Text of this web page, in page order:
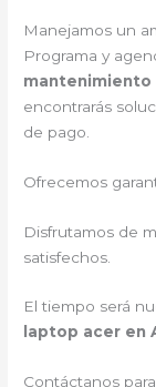
Manejamos un
Programa y
mantenimiento
encontrarás
de pago.
Ofrecemos
Disfrutamos de
satisfechos.
El tiempo será
laptop acer en
Contáctanos